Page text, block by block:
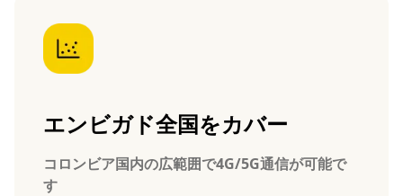
エンビガド全国をカバー
コロンビア国内の広範囲で4G/5G通信が可能で
す